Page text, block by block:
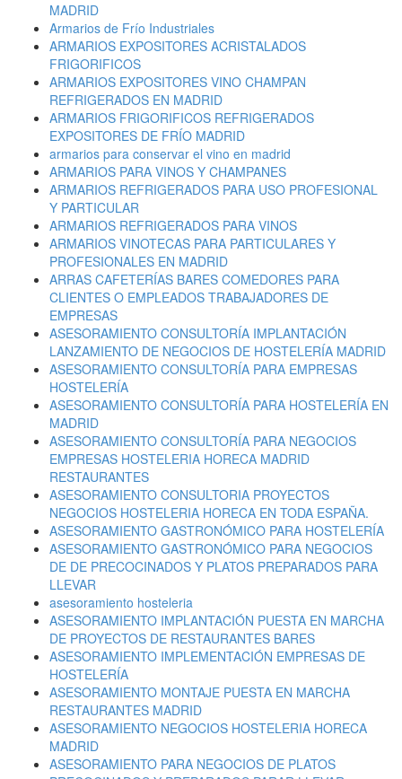
MADRID
Armarios de Frío Industriales
ARMARIOS EXPOSITORES ACRISTALADOS
FRIGORIFICOS
ARMARIOS EXPOSITORES VINO CHAMPAN
REFRIGERADOS EN MADRID
ARMARIOS FRIGORIFICOS REFRIGERADOS
EXPOSITORES DE FRÍO MADRID
armarios para conservar el vino en madrid
ARMARIOS PARA VINOS Y CHAMPANES
ARMARIOS REFRIGERADOS PARA USO PROFESIONAL
Y PARTICULAR
ARMARIOS REFRIGERADOS PARA VINOS
ARMARIOS VINOTECAS PARA PARTICULARES Y
PROFESIONALES EN MADRID
ARRAS CAFETERÍAS BARES COMEDORES PARA
CLIENTES O EMPLEADOS TRABAJADORES DE
EMPRESAS
ASESORAMIENTO CONSULTORÍA IMPLANTACIÓN
LANZAMIENTO DE NEGOCIOS DE HOSTELERÍA MADRID
ASESORAMIENTO CONSULTORÍA PARA EMPRESAS
HOSTELERÍA
ASESORAMIENTO CONSULTORÍA PARA HOSTELERÍA EN
MADRID
ASESORAMIENTO CONSULTORÍA PARA NEGOCIOS
EMPRESAS HOSTELERIA HORECA MADRID
RESTAURANTES
ASESORAMIENTO CONSULTORIA PROYECTOS
NEGOCIOS HOSTELERIA HORECA EN TODA ESPAÑA.
ASESORAMIENTO GASTRONÓMICO PARA HOSTELERÍA
ASESORAMIENTO GASTRONÓMICO PARA NEGOCIOS
DE DE PRECOCINADOS Y PLATOS PREPARADOS PARA
LLEVAR
asesoramiento hosteleria
ASESORAMIENTO IMPLANTACIÓN PUESTA EN MARCHA
DE PROYECTOS DE RESTAURANTES BARES
ASESORAMIENTO IMPLEMENTACIÓN EMPRESAS DE
HOSTELERÍA
ASESORAMIENTO MONTAJE PUESTA EN MARCHA
RESTAURANTES MADRID
ASESORAMIENTO NEGOCIOS HOSTELERIA HORECA
MADRID
ASESORAMIENTO PARA NEGOCIOS DE PLATOS